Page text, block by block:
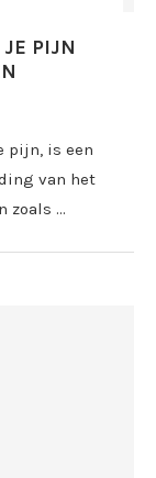
JE PIJN
pijn, is een
van het
zoals …